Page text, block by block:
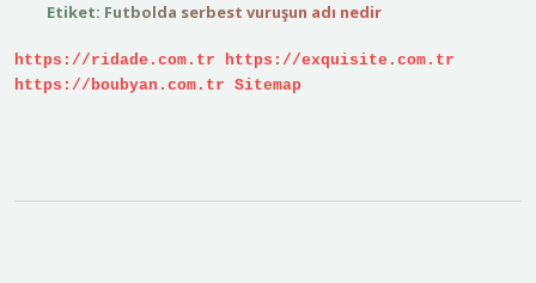
Etiket: Futbolda serbest vuruşun adı nedir
https://ridade.com.tr
https://exquisite.com.tr
https://boubyan.com.tr Sitemap